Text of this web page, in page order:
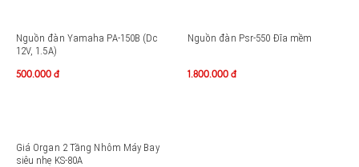
Nguồn đàn Yamaha PA-150B (Dc
12V, 1.5A)
500.000 đ
Nguồn đàn Psr-550 Đĩa mềm
1.800.000 đ
Giá Organ 2 Tầng Nhôm Máy Bay
siêu nhẹ KS-80A